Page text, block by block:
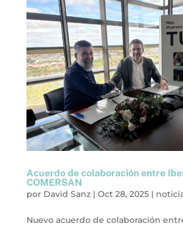
Acuerdo de colaboración entre
COMERSAN
por David Sanz| Oct 28, 2025|
Nuevo acuerdo de colaboración